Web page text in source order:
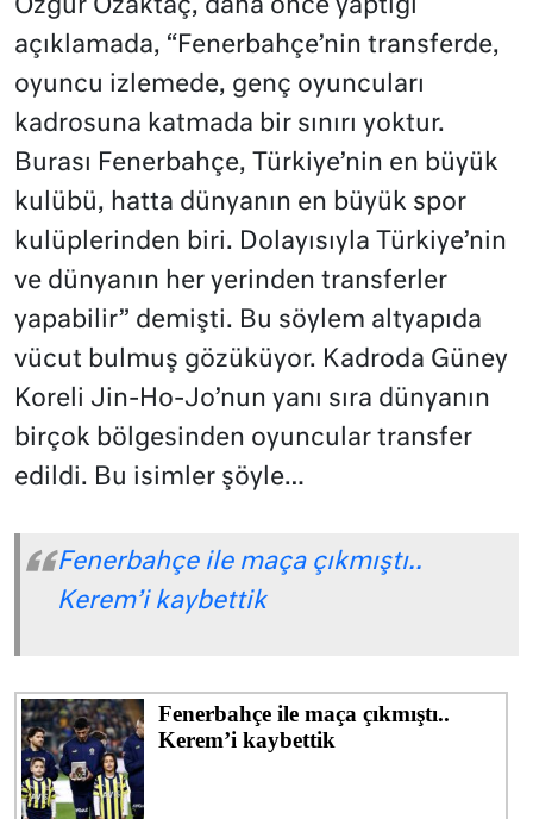
Özgür Özaktaç, daha önce yaptığı
açıklamada, “Fenerbahçe’nin transferde,
oyuncu izlemede, genç oyuncuları
kadrosuna katmada bir sınırı yoktur.
Burası Fenerbahçe, Türkiye’nin en büyük
kulübü, hatta dünyanın en büyük spor
kulüplerinden biri. Dolayısıyla Türkiye’nin
ve dünyanın her yerinden transferler
yapabilir” demişti. Bu söylem altyapıda
vücut bulmuş gözüküyor. Kadroda Güney
Koreli Jin-Ho-Jo’nun yanı sıra dünyanın
birçok bölgesinden oyuncular transfer
edildi. Bu isimler şöyle…
Fenerbahçe ile maça çıkmıştı..
Kerem’i kaybettik